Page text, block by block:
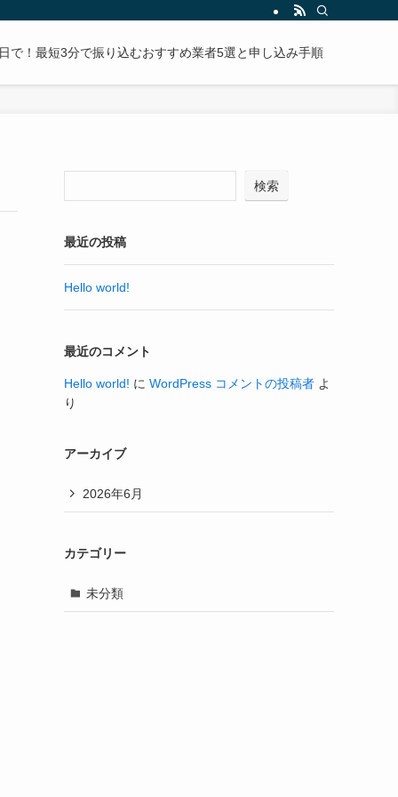
で！最短3分で振り込むおすすめ業者5選と申し込み手順
検索
最近の投稿
Hello world!
最近のコメント
Hello world! に WordPress コメントの投稿者 よ
り
アーカイブ
2026年6月
カテゴリー
未分類